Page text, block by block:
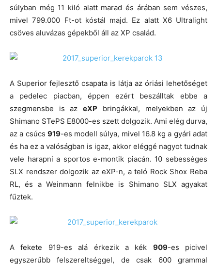
súlyban még 11 kiló alatt marad és árában sem vészes,
mivel 799.000 Ft-ot kóstál majd. Ez alatt X6 Ultralight
csöves aluvázas gépekből áll az XP család.
A Superior fejlesztő csapata is látja az óriási lehetőséget
a pedelec piacban, éppen ezért beszálltak ebbe a
szegmensbe is azeXP bringákkal, melyekben az új
Shimano STePS E8000-es szett dolgozik. Ami elég durva,
az a csúcs 919-es modell súlya, mivel 16.8 kg a gyári adat
és ha ez a valóságban is igaz, akkor eléggé nagyot tudnak
vele harapni a sportos e-montik piacán. 10 sebességes
SLX rendszer dolgozik az eXP-n, a teló Rock Shox Reba
RL, és a Weinmann felnikbe is Shimano SLX agyakat
fűztek.
A fekete 919-es alá érkezik a kék 909-es picivel
egyszerűbb felszereltséggel, de csak 600 grammal